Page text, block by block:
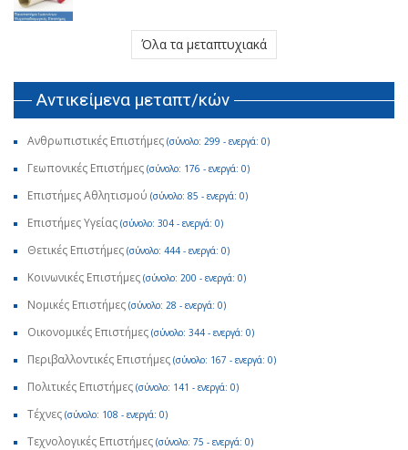
Όλα τα μεταπτυχιακά
Αντικείμενα μεταπτ/κών
Ανθρωπιστικές Επιστήμες (σύνολο: 299 - ενεργά: 0)
Γεωπονικές Επιστήμες (σύνολο: 176 - ενεργά: 0)
Επιστήμες Αθλητισμού (σύνολο: 85 - ενεργά: 0)
Επιστήμες Υγείας (σύνολο: 304 - ενεργά: 0)
Θετικές Επιστήμες (σύνολο: 444 - ενεργά: 0)
Κοινωνικές Επιστήμες (σύνολο: 200 - ενεργά: 0)
Νομικές Επιστήμες (σύνολο: 28 - ενεργά: 0)
Οικονομικές Επιστήμες (σύνολο: 344 - ενεργά: 0)
Περιβαλλοντικές Επιστήμες (σύνολο: 167 - ενεργά: 0)
Πολιτικές Επιστήμες (σύνολο: 141 - ενεργά: 0)
Τέχνες (σύνολο: 108 - ενεργά: 0)
Τεχνολογικές Επιστήμες (σύνολο: 75 - ενεργά: 0)